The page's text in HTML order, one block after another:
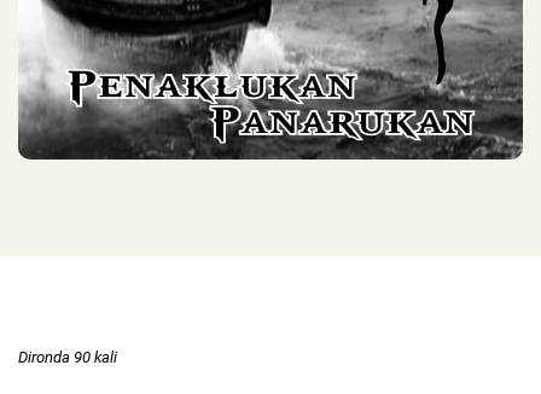
Dironda 90 kali